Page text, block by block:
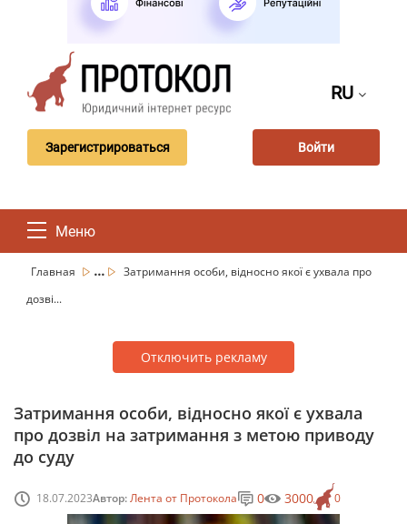
RU
Зарегистрироваться Войти
Меню
Главная ...
Затримання особи, відносно якої є ухвала про
дозві...
Отключить рекламу
Затримання особи, відносно якої є ухвала
про дозвіл на затримання з метою приводу
до суду
18.07.2023Автор:Лента от Протокола 0
0 3000